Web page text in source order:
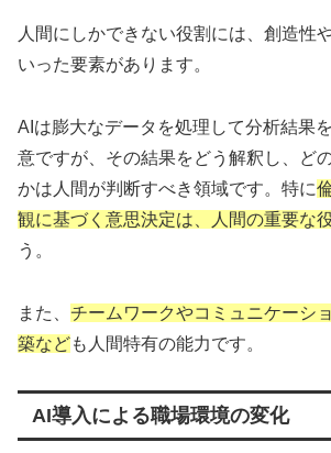
人間にしかできない役割には、創造性
いった要素があります。
AIは膨大なデータを処理して分析結果
意ですが、その結果をどう解釈し、ど
かは人間が判断すべき領域です。特に
観に基づく意思決定は、人間の重要な
う。
また、 チームワークやコミュニケーシ
築なども人間特有の能力です。
AI導入による職場環境の変化